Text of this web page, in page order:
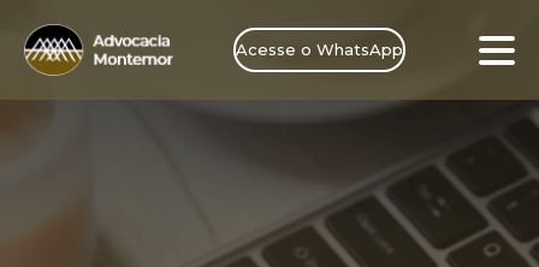
Acesse o WhatsApp